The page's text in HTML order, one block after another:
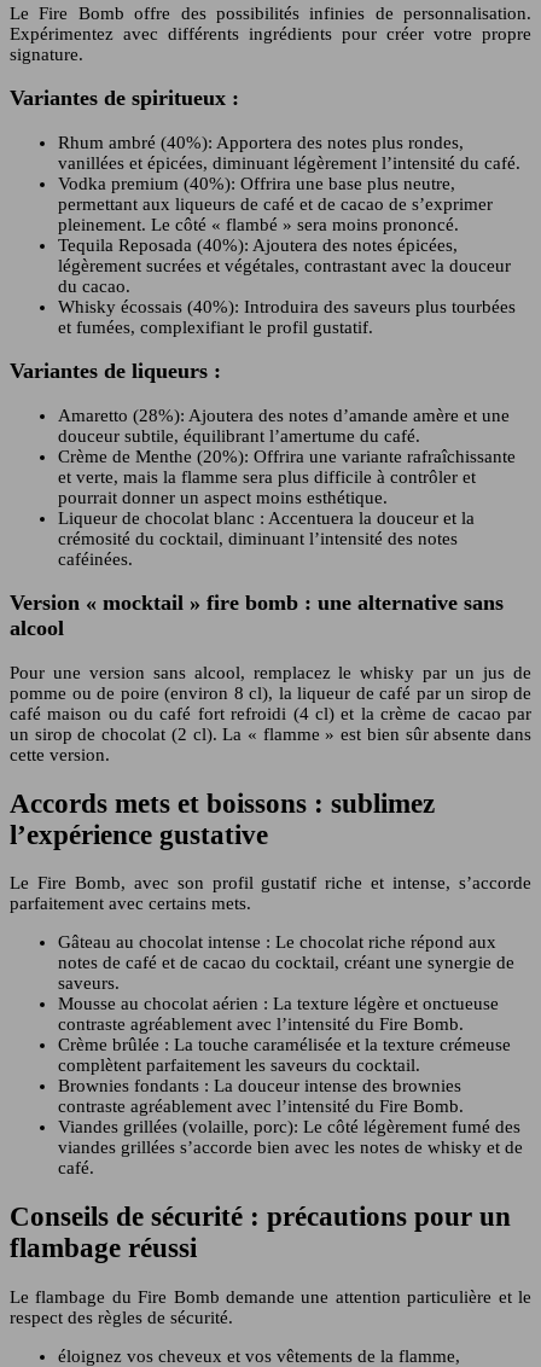
Le Fire Bomb offre des possibilités infinies de personnalisation.
Expérimentez avec différents ingrédients pour créer votre propre
signature.
Variantes de spiritueux :
Rhum ambré (40%): Apportera des notes plus rondes,
vanillées et épicées, diminuant légèrement l’intensité du café.
Vodka premium (40%): Offrira une base plus neutre,
permettant aux liqueurs de café et de cacao de s’exprimer
pleinement. Le côté « flambé » sera moins prononcé.
Tequila Reposada (40%): Ajoutera des notes épicées,
légèrement sucrées et végétales, contrastant avec la douceur
du cacao.
Whisky écossais (40%): Introduira des saveurs plus tourbées
et fumées, complexifiant le profil gustatif.
Variantes de liqueurs :
Amaretto (28%): Ajoutera des notes d’amande amère et une
douceur subtile, équilibrant l’amertume du café.
Crème de Menthe (20%): Offrira une variante rafraîchissante
et verte, mais la flamme sera plus difficile à contrôler et
pourrait donner un aspect moins esthétique.
Liqueur de chocolat blanc : Accentuera la douceur et la
crémosité du cocktail, diminuant l’intensité des notes
caféinées.
Version « mocktail » fire bomb : une alternative sans
alcool
Pour une version sans alcool, remplacez le whisky par un jus de
pomme ou de poire (environ 8 cl), la liqueur de café par un sirop de
café maison ou du café fort refroidi (4 cl) et la crème de cacao par
un sirop de chocolat (2 cl). La « flamme » est bien sûr absente dans
cette version.
Accords mets et boissons : sublimez
l’expérience gustative
Le Fire Bomb, avec son profil gustatif riche et intense, s’accorde
parfaitement avec certains mets.
Gâteau au chocolat intense : Le chocolat riche répond aux
notes de café et de cacao du cocktail, créant une synergie de
saveurs.
Mousse au chocolat aérien : La texture légère et onctueuse
contraste agréablement avec l’intensité du Fire Bomb.
Crème brûlée : La touche caramélisée et la texture crémeuse
complètent parfaitement les saveurs du cocktail.
Brownies fondants : La douceur intense des brownies
contraste agréablement avec l’intensité du Fire Bomb.
Viandes grillées (volaille, porc): Le côté légèrement fumé des
viandes grillées s’accorde bien avec les notes de whisky et de
café.
Conseils de sécurité : précautions pour un
flambage réussi
Le flambage du Fire Bomb demande une attention particulière et le
respect des règles de sécurité.
éloignez vos cheveux et vos vêtements de la flamme,